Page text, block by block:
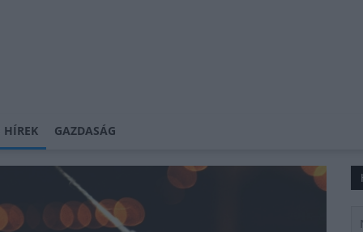
HÍREK GAZDASÁG